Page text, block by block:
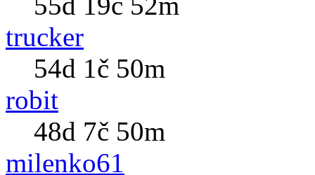
trucker
54d 1č 50m
robit
48d 7č 50m
milenko61